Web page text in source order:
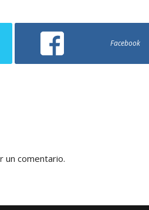
Facebook
un comentario.